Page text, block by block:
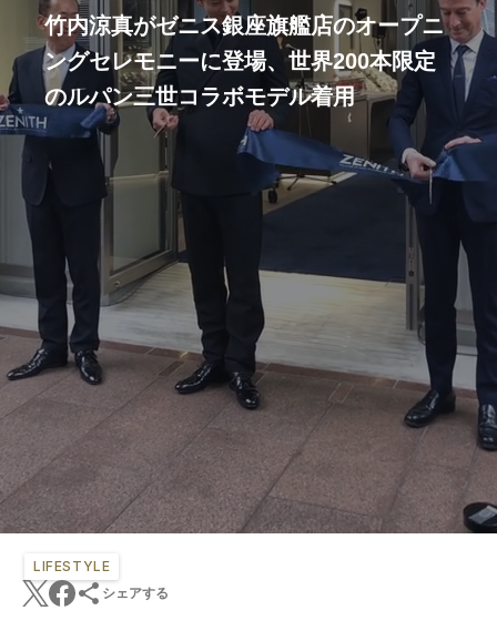
竹内涼真がゼニス銀座旗艦店のオープニ
ングセレモニーに登場、世界200本限定
のルパン三世コラボモデル着用
LIFESTYLE
シェアする